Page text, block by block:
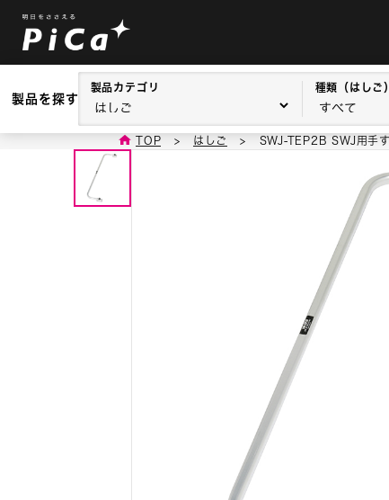
製品を探す
製品カテゴリ 種類（はしご）
TOP > はしご > SWJ-TEP2B SWJ用手